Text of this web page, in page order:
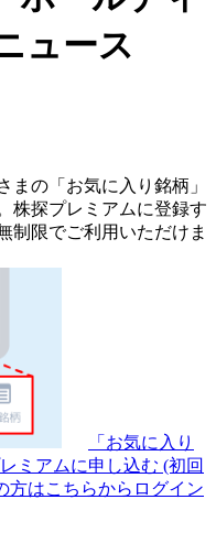
ュース
まの 「お気に入り銘柄」
株探プレミアムに登録す
制限でご利用いただけま
「お気に入り
ミアムに申し込む (初回
方はこちらからログイン